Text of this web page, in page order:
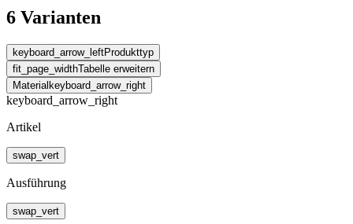
6 Varianten
keyboard_arrow_leftProdukttyp
fit_page_widthTabelle erweitern
Material keyboard_arrow_right
keyboard_arrow_right
Artikel
swap_vert
Ausführung
swap_vert